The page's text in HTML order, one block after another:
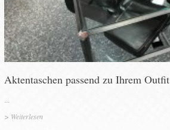
Aktentaschen passend zu Ihrem Outfit
...
> Weiterlesen